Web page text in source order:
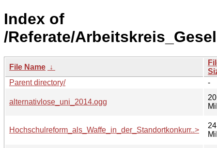
Index of
/Referate/
File Name ↓
Parent directory/
-
alternativlose_uni_2014.ogg
Hochschulreform_als_Waffe_in_der_Standortkonkurr..>